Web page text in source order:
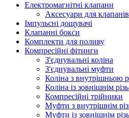
Електромагнітні клапани
Аксесуари для клапанів
Імпульсні дощувачі
Клапанні бокси
Комплекти для поливу
Компресійні фітинги
З'єднувальні коліна
З'єднувальні муфти
Коліна з внутрішньою
Коліна із зовнішнім
Компресійні трійники
Муфти з внутрішнім
Муфти із зовнішнім